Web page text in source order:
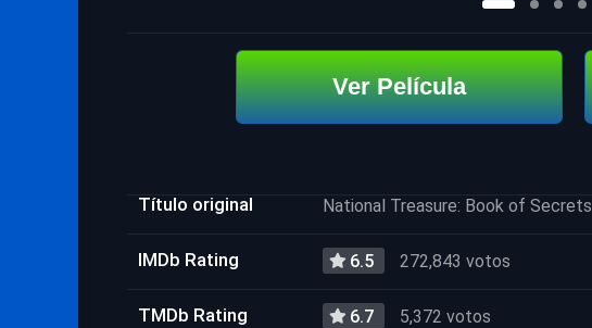
Ver Película
Título original National Treasure: Book of Secrets
IMDb Rating 6.5 272,843 votos
TMDb Rating 6.7 5,372 votos